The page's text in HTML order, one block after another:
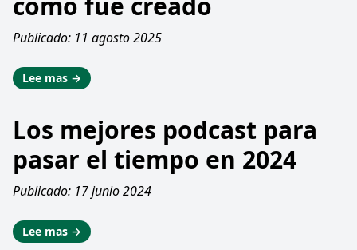
Publicado: 11 agosto 2025
Lee mas →
Los mejores podcast para
pasar el tiempo en 2024
Publicado: 17 junio 2024
Lee mas →